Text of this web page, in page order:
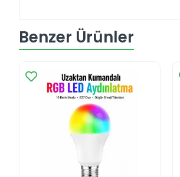
Benzer Ürünler